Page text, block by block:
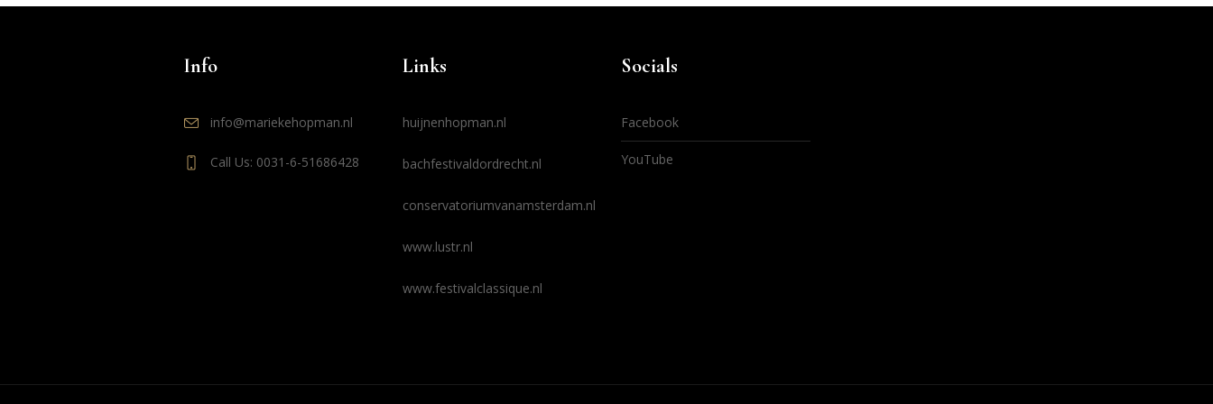
Info
info@mariekehopman.nl
Call Us: 0031-6-51686428
Links
huijnenhopman.nl
bachfestivaldordrecht.nl
conservatoriumvanamsterdam.nl
www.lustr.nl
www.festivalclassique.nl
Socials
Facebook
YouTube